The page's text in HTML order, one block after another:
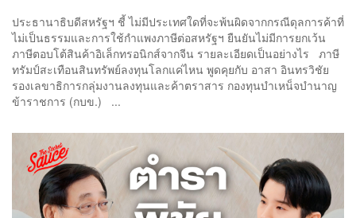
ประธานาธิบดีสหรัฐฯ ชี้ ไม่มีประเทศใดที่จะพ้นผิดจากกรณีดุลการค้าที่
ไม่เป็นธรรมและการใช้กำแพงภาษีต่อสหรัฐฯ ยืนยันไม่มีการยกเว้น
ภาษีตอบโต้สินค้าอิเล็กทรอนิกส์จากจีน รายละเอียดเป็นอย่างไร ภาษี
ทรัมป์สะเทือนสินทรัพย์ลงทุนโลกแค่ไหน พูดคุยกับ อาสา อินทรวิชัย
รองเลขาธิการกลุ่มงานลงทุนและค้าตราสาร กองทุนบำเหน็จบำนาญ
ข้าราชการ (กบข.) ...